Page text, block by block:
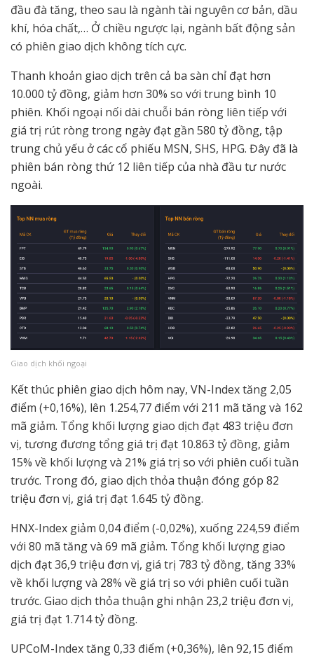
đầu đà tăng, theo sau là ngành tài nguyên cơ bản, dầu
khí, hóa chất,… Ở chiều ngược lại, ngành bất động sản
có phiên giao dịch không tích cực.
Thanh khoản giao dịch trên cả ba sàn chỉ đạt hơn
10.000 tỷ đồng, giảm hơn 30% so với trung bình 10
phiên. Khối ngoại nối dài chuỗi bán ròng liên tiếp với
giá trị rút ròng trong ngày đạt gần 580 tỷ đồng, tập
trung chủ yếu ở các cổ phiếu MSN, SHS, HPG. Đây đã là
phiên bán ròng thứ 12 liên tiếp của nhà đầu tư nước
ngoài.
Giao dịch khối ngoại
Kết thúc phiên giao dịch hôm nay, VN-Index tăng 2,05
điểm (+0,16%), lên 1.254,77 điểm với 211 mã tăng và 162
mã giảm. Tổng khối lượng giao dịch đạt 483 triệu đơn
vị, tương đương tổng giá trị đạt 10.863 tỷ đồng, giảm
15% về khối lượng và 21% giá trị so với phiên cuối tuần
trước. Trong đó, giao dịch thỏa thuận đóng góp 82
triệu đơn vị, giá trị đạt 1.645 tỷ đồng.
HNX-Index giảm 0,04 điểm (-0,02%), xuống 224,59 điểm
với 80 mã tăng và 69 mã giảm. Tổng khối lượng giao
dịch đạt 36,9 triệu đơn vị, giá trị 783 tỷ đồng, tăng 33%
về khối lượng và 28% về giá trị so với phiên cuối tuần
trước. Giao dịch thỏa thuận ghi nhận 23,2 triệu đơn vị,
giá trị đạt 1.714 tỷ đồng.
UPCoM-Index tăng 0,33 điểm (+0,36%), lên 92,15 điểm